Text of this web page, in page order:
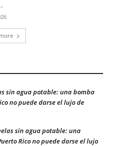
sin agua potable: una bomba
no puede darse el lujo de
sin agua potable: una
Rico no puede darse el lujo